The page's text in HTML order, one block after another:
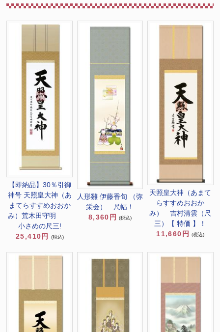
【即納品】30％引御
神号 天照皇大神（あ
まてらすすめおおか
み）荒木田守明
小さめの尺三!
25,410円
(税込)
人形雛 伊藤香旬 （弥
栄会） 尺幅！
8,360円
(税込)
天照皇大神（あまて
らすすめおおか
み） 吉村清雲（尺
三）【 特価 】！
11,660円
(税込)